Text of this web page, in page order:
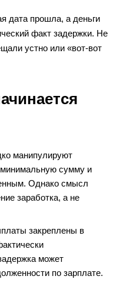
дата прошла, а деньги
факт задержки. Не
устно или «вот-вот
манипулируют
сумму и
Однако смысл
заработка, а не
закреплены в
может
по зарплате.